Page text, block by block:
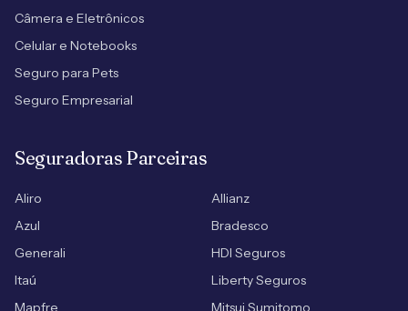
Câmera e Eletrônicos
Celular e Notebooks
Seguro para Pets
Seguro Empresarial
Seguradoras Parceiras
Aliro
Allianz
Azul
Bradesco
Generali
HDI Seguros
Itaú
Liberty Seguros
Mapfre
Mitsui Sumitomo